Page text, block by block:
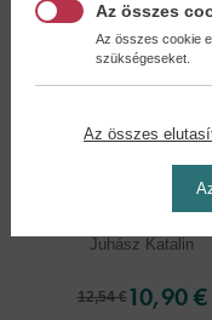
Érettségi
Juhász Katalin
12,54 € 10,90 €
Az összes
Az összes cookie
szükségeseket.
Az összes